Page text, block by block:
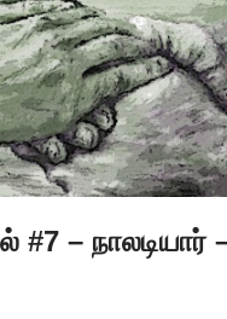
– நாலடியார்